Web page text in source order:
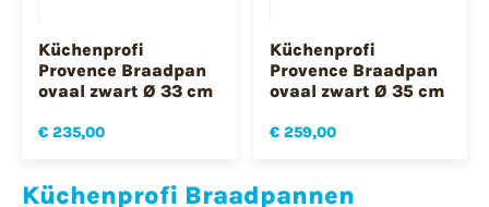
Küchenprofi
Provence Braadpan
ovaal zwart Ø 33 cm
€ 235,00
Küchenprofi
Provence Braadpan
ovaal zwart Ø 35 cm
€ 259,00
Küchenprofi Braadpannen